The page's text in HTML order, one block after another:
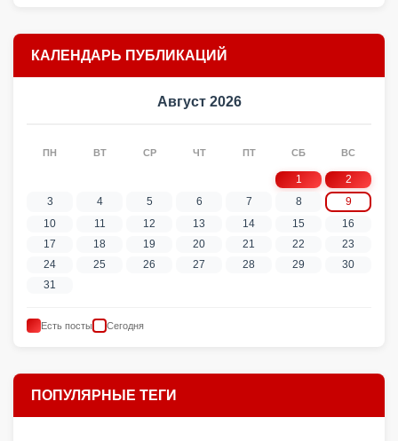
КАЛЕНДАРЬ ПУБЛИКАЦИЙ
Август 2026
ПН ВТ СР ЧТ ПТ СБ ВС
1
2
3
4 5 6 7 8
9
10
11 12 13 14 15
16
17
18 19 20 21 22
23
24
25 26 27 28 29
30
31
Есть посты Сегодня
ПОПУЛЯРНЫЕ ТЕГИ